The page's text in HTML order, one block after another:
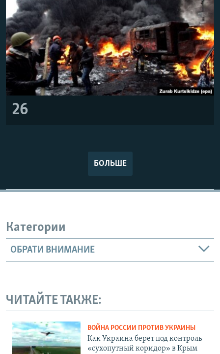
26
БОЛЬШЕ
Категории
ОБРАТИ ВНИМАНИЕ
ЧИТАЙТЕ ТАКЖЕ:
ВОЙНА РОССИИ ПРОТИВ УКРАИНЫ
Как Украина берет под контроль
«сухопутный коридор» в Крым